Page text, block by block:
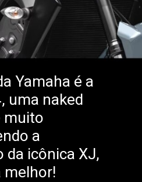
Yamaha é a
uma naked
muito
a
da icônica XJ,
melhor!